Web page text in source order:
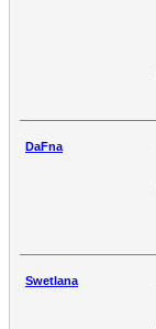
DaFna
Swetlana